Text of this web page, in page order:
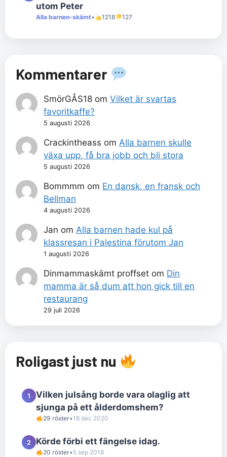
utom Peter
Alla barnen-skämt• 1218 127
Kommentarer
SmörGÅS18 omVilket är svartas
favoritkaffe?
5 augusti 2026
Crackintheass om Alla barnen skulle
växa upp, få bra jobb och bli stora
5 augusti 2026
Bommmm om En dansk, en fransk och
Bellman
4 augusti 2026
Jan om Alla barnen hade kul på
klassresan i Palestina förutom Jan
1 augusti 2026
Dinmammaskämt proffset om Din
mamma är så dum att hon gick till en
restaurang
29 juli 2026
Roligast just nu
1
Vilken julsång borde vara olaglig att
sjunga på ett ålderdomshem?
29 röster•18 dec 2020
2 Körde förbi ett fängelse idag.
20 röster•5 sep 2018